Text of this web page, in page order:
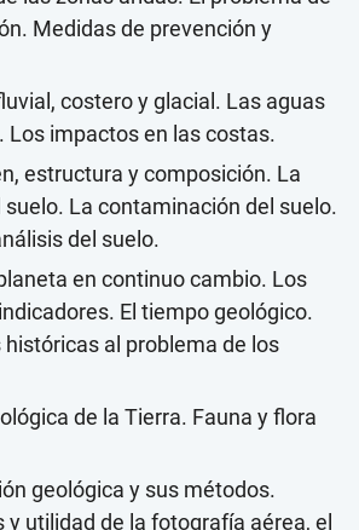
Medidas de prevención y
costero y glacial. Las aguas
Los impactos en las costas.
estructura y composición. La
La contaminación del suelo.
del suelo.
en continuo cambio. Los
El tiempo geológico.
históricas al problema de los
de la Tierra. Fauna y flora
geológica y sus métodos.
y utilidad de la fotografía aérea, el